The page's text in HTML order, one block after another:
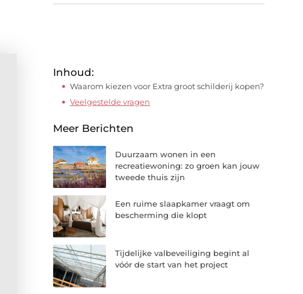
Inhoud:
Waarom kiezen voor Extra groot schilderij kopen?
Veelgestelde vragen
Meer Berichten
Duurzaam wonen in een
recreatiewoning: zo groen kan jouw
tweede thuis zijn
Een ruime slaapkamer vraagt om
bescherming die klopt
Tijdelijke valbeveiliging begint al
vóór de start van het project